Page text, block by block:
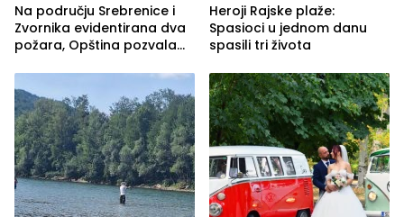
Na području Srebrenice i
Zvornika evidentirana dva
požara, Opština pozvala
Heroji Rajske plaže:
Spasioci u jednom danu
spasili tri života